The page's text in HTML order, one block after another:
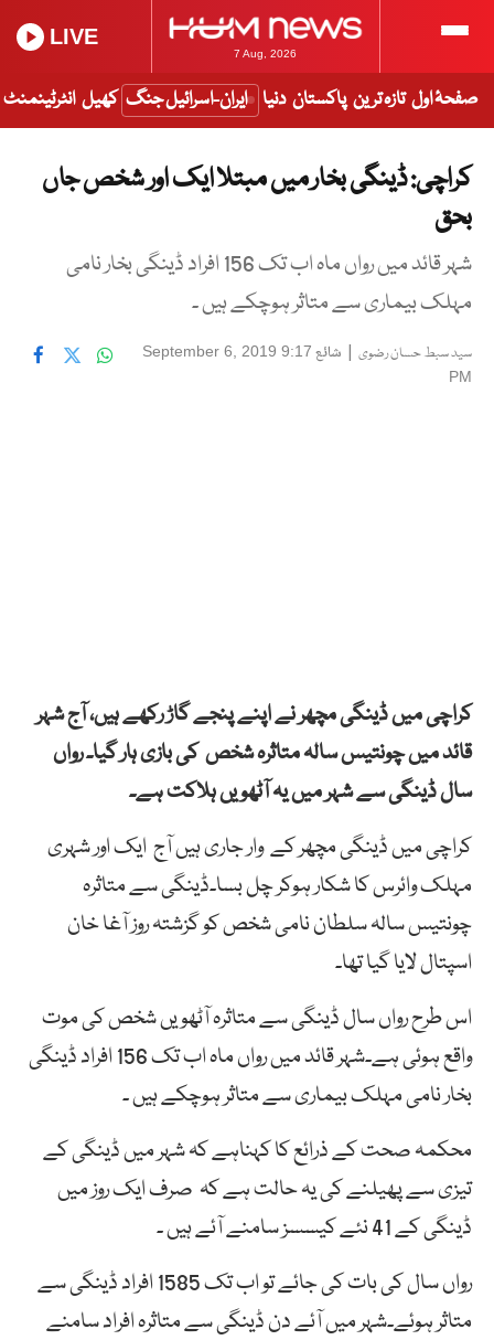
7 Aug, 2026
LIVE
صفحۂ اول تازہ ترین پاکستان دنیا ایران-اسرائیل جنگ کھیل انٹرٹینمنٹ
کراچی: ڈینگی بخار میں مبتلا ایک اور شخص جاں
بحق
شہر قائد میں رواں ماہ اب تک 156 افراد ڈینگی بخار نامی
مہلک بیماری سے متاثر ہوچکے ہیں ۔
سید سبط حسان رضوی | شائع September 6, 2019 9:17
PM
کراچی میں ڈینگی مچھر نے اپنے پنجے گاڑ رکھے ہیں، آج شہر
قائد میں چونتیس سالہ متاثرہ شخص کی بازی ہار گیا۔ رواں
سال ڈینگی سے شہر میں یہ آٹھویں ہلاکت ہے۔
کراچی میں ڈینگی مچھر کے وار جاری ہیں آج ایک اور شہری
مہلک وائرس کا شکار ہوکر چل بسا۔ڈینگی سے متاثرہ
چونتیس سالہ سلطان نامی شخص کو گزشتہ روز آغا خان
اسپتال لایا گیا تھا۔
اس طرح رواں سال ڈینگی سے متاثرہ آٹھویں شخص کی موت
واقع ہوئی ہے۔شہر قائد میں رواں ماہ اب تک 156 افراد ڈینگی
بخار نامی مہلک بیماری سے متاثر ہوچکے ہیں ۔
محکمہ صحت کے ذرائع کا کہناہے کہ شہر میں ڈینگی کے
تیزی سے پھیلنے کی یہ حالت ہے کہ صرف ایک روز میں
ڈینگی کے 41 نئے کیسسز سامنے آئے ہیں ۔
رواں سال کی بات کی جائے تو اب تک 1585 افراد ڈینگی سے
متاثر ہوئے۔شہر میں آئے دن ڈینگی سے متاثرہ افراد سامنے